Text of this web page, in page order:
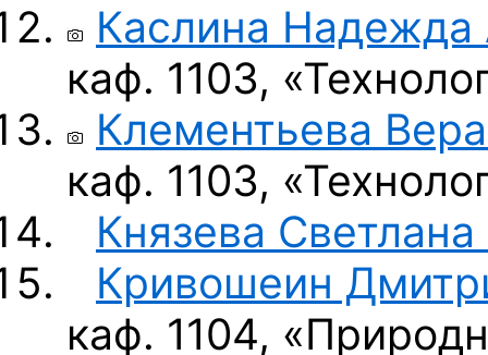
Каслина Надежда
каф. 1103,
Клементьева
каф. 1103,
Князева
Кривошеин
каф. 1104,